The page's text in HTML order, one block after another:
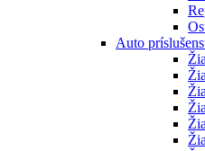
Auto